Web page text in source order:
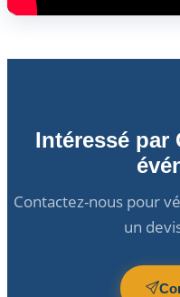
Intéressé par
Contactez-nous pour
un